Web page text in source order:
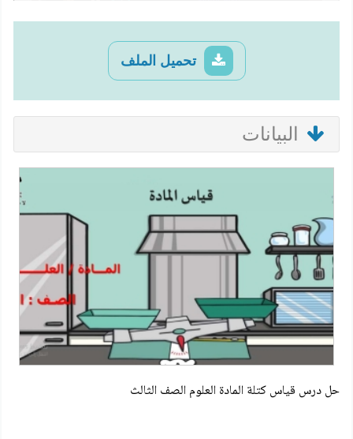
تحميل الملف
البيانات
حل درس قياس كتلة المادة العلوم الصف الثالث